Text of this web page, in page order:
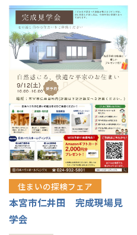
住まいの探検フェア
本宮市仁井田 完成現場見
学会